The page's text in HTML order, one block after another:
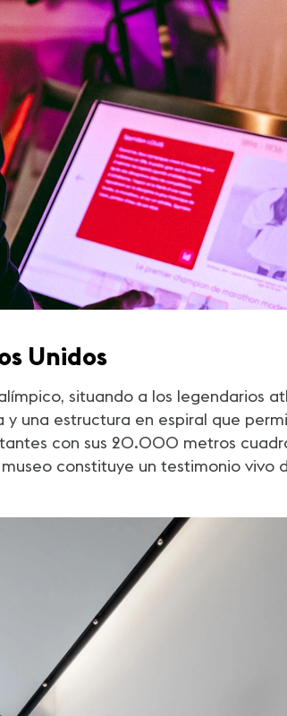
Unidos
situando a los legendarios
una estructura en espiral que
con sus 20.000 metros
constituye un testimonio vivo